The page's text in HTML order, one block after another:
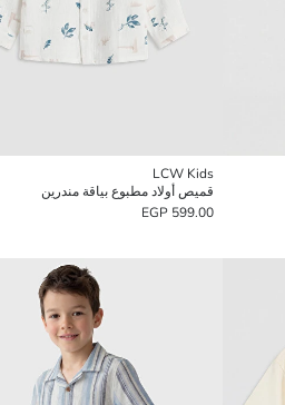
LCW Kids
قميص أولاد مطبوع بياقة مندرين
599.00 EGP